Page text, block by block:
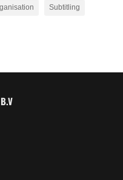
Subtitling